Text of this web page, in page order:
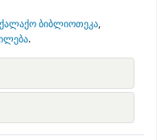
ბიბლიოთეკა,
.